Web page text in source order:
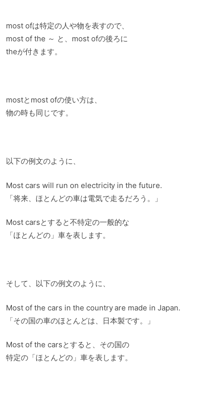
most ofは特定の人や物を表すので、
most of the ～ と、most ofの後ろに
theが付きます。
mostとmost ofの使い方は、
物の時も同じです。
以下の例文のように、
Most cars will run on electricity in the future.
「将来、ほとんどの車は電気で走るだろう。」
Most carsとすると不特定の一般的な
「ほとんどの」車を表します。
そして、以下の例文のように、
Most of the cars in the country are made in Japan.
「その国の車のほとんどは、日本製です。」
Most of the carsとすると、その国の
特定の「ほとんどの」車を表します。